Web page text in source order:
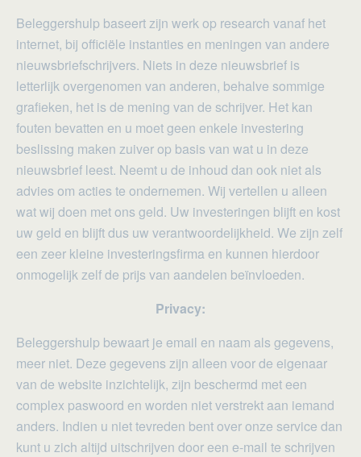
Beleggershulp baseert zijn werk op research vanaf het
internet, bij officiële instanties en meningen van andere
nieuwsbriefschrijvers. Niets in deze nieuwsbrief is
letterlijk overgenomen van anderen, behalve sommige
grafieken, het is de mening van de schrijver. Het kan
fouten bevatten en u moet geen enkele investering
beslissing maken zuiver op basis van wat u in deze
nieuwsbrief leest. Neemt u de inhoud dan ook niet als
advies om acties te ondernemen. Wij vertellen u alleen
wat wij doen met ons geld. Uw investeringen blijft en kost
uw geld en blijft dus uw verantwoordelijkheid. We zijn zelf
een zeer kleine investeringsfirma en kunnen hierdoor
onmogelijk zelf de prijs van aandelen beïnvloeden.
Privacy:
Beleggershulp bewaart je email en naam als gegevens,
meer niet. Deze gegevens zijn alleen voor de eigenaar
van de website inzichtelijk, zijn beschermd met een
complex paswoord en worden niet verstrekt aan iemand
anders. Indien u niet tevreden bent over onze service dan
kunt u zich altijd uitschrijven door een e-mail te schrijven